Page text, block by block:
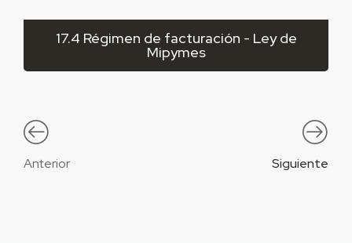
17.4 Régimen de facturación - Ley de
Mipymes
Anterior Siguiente